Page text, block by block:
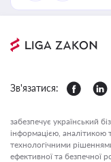
Зв'язатися:
забезпечує український
інформацією, аналітикою
технологічними
ефективної та безпечної